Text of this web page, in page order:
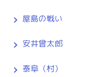
屋島の戦い
安井曾太郎
泰阜（村）